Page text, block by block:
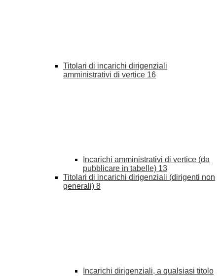
Titolari di incarichi dirigenziali
amministrativi di vertice 16
Incarichi amministrativi di vertice (da
pubblicare in tabelle) 13
Titolari di incarichi dirigenziali (dirigenti non
generali) 8
Incarichi dirigenziali, a qualsiasi titolo